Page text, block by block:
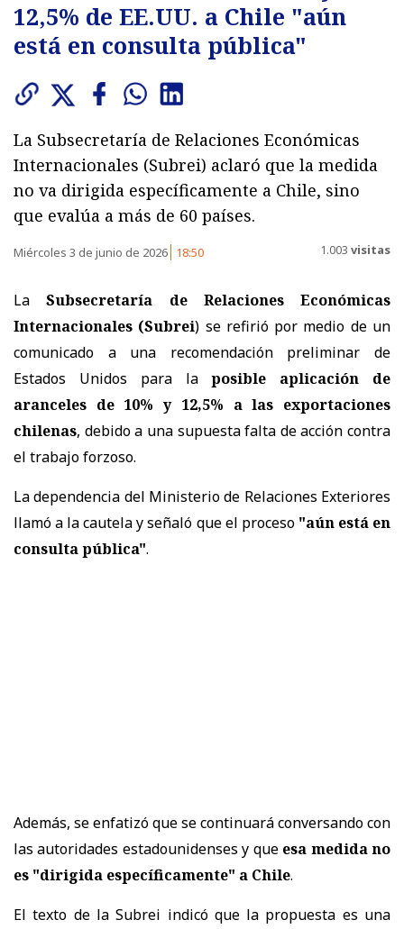
12,5% de EE.UU. a Chile "aún
está en consulta pública"
La Subsecretaría de Relaciones Económicas
Internacionales (Subrei) aclaró que la medida
no va dirigida específicamente a Chile, sino
que evalúa a más de 60 países.
Miércoles 3 de junio de 2026 18:50 1.003 visitas
LaSubsecretaría de Relaciones Económicas
Internacionales (Subrei) se refirió por medio de un
comunicado a una recomendación preliminar de
Estados Unidos para laposible aplicación de
aranceles de 10% y 12,5% a las exportaciones
chilenas, debido a una supuesta falta de acción contra
el trabajo forzoso.
La dependencia del Ministerio de Relaciones Exteriores
llamó a la cautela y señaló que el proceso "aún está en
consulta pública".
Además, se enfatizó que se continuará conversando con
las autoridades estadounidenses y que esa medida no
es "dirigida específicamente" a Chile.
El texto de la Subrei indicó que la propuesta es una